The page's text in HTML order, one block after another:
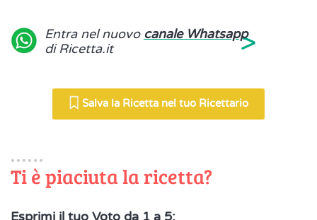
Entra nel nuovo canale Whatsapp
di Ricetta.it
>
Salva la Ricetta nel tuo Ricettario
Ti è piaciuta la ricetta?
Esprimi il tuo Voto da 1 a 5: